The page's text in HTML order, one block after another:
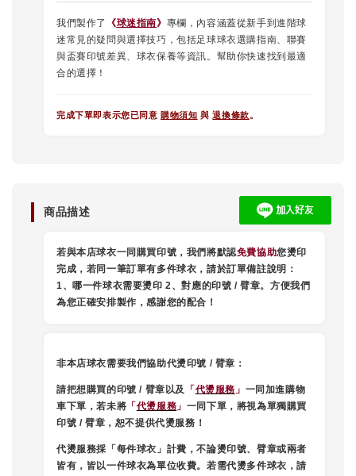
我們製作了 《球迷指南》 專欄，內容涵蓋從新手到進階球
迷常見的疑問與選擇技巧，包括足球球衣選購指南、聯賽
與盃賽印號差異、球衣保養等資訊。幫助你快速找到最適
合的選擇！
完成下單即表示您已同意 購物須知 與退換條款。
商品描述
若與本店球衣一同購買印號，我們將默認免費協助您燙印
完成， 若同一筆訂單有多件球衣，請於訂單備註說明：
1、哪一件球衣需要燙印 2、對應的印號 / 臂章。方便我們
為您正確安排製作，感謝您的配合！
非本店球衣需要我們協助代燙印號 / 臂章：
請把想購買的印號 / 臂章以及 「 代燙服務 」 一同加進購物
車下單，若未將 「 代燙服務 」 一同下單，將視為單獨購買
印號 / 臂章，恕不提供代燙服務！
代燙服務採「每件球衣」計費，不論燙印號、臂章或兩者
皆有，皆以一件球衣為單位收費。若需代燙多件球衣，請